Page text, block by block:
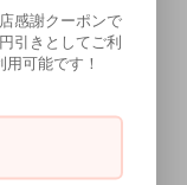
には販売
感謝クーポンで
引きとしてご利
可能です！